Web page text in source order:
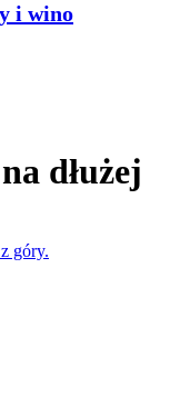
i wino
dłużej